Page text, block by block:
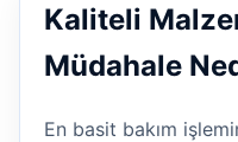
Kaliteli
Müdahale
En basit bakım